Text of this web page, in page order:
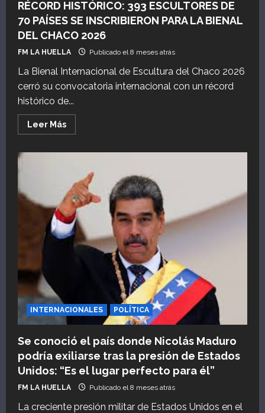
RÉCORD HISTÓRICO: 393 ESCULTORES DE
70 PAÍSES SE INSCRIBIERON PARA LA BIENAL
DEL CHACO 2026
FM LA HUELLA Publicado el 8 meses atrás
La Bienal Internacional de Escultura del Chaco 2026
cerró su convocatoria internacional con un récord
histórico de...
Leer MásLeer
más
ESCULTORES
DE
70
PAÍSES
SE
INSCRIBIERON
PARA
LA
BIENAL
INTERNACIONALES POLÍTICA
Se conoció el país donde Nicolás Maduro
podría exiliarse tras la presión de Estados
Unidos: “Es el lugar perfecto para él”
FM LA HUELLA Publicado el 8 meses atrás
La creciente presión militar de Estados Unidos en el